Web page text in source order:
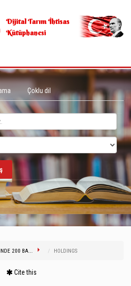
Dijital Tarım İhtisas
Kütüphanesi
Çoklu dil
200 BA... HOLDINGS
Cite this